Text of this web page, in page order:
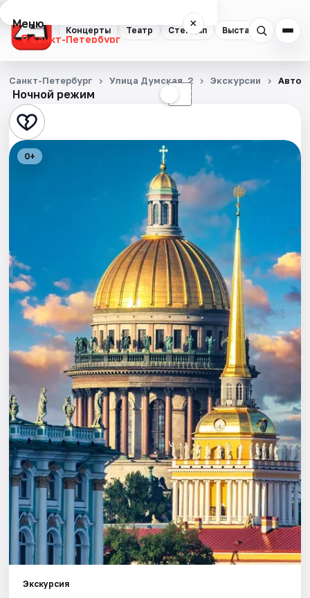
Концерты Театр Стендап Выставки
Меню ×
Санкт-Петербург
Концерты
Театр
Стендап
Спорт
События
Города
Площадки
Артисты
Рейтинги
Ночной режим ☾
Санкт-Петербург Улица Думская, 2 Экскурсии
0+
Экскурсия